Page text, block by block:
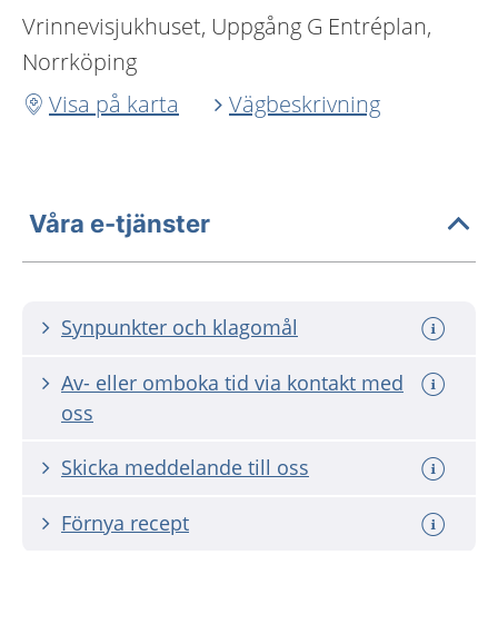
Vrinnevisjukhuset, Uppgång G Entréplan,
Norrköping
Visa på karta
Vägbeskrivning
Våra e-tjänster
Synpunkter och klagomål
Av- eller omboka tid via kontakt med
oss
Skicka meddelande till oss
Förnya recept